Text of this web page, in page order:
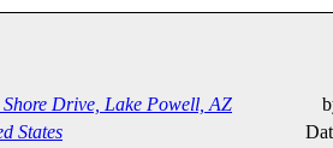
Shore Drive, Lake Powell, AZ
States